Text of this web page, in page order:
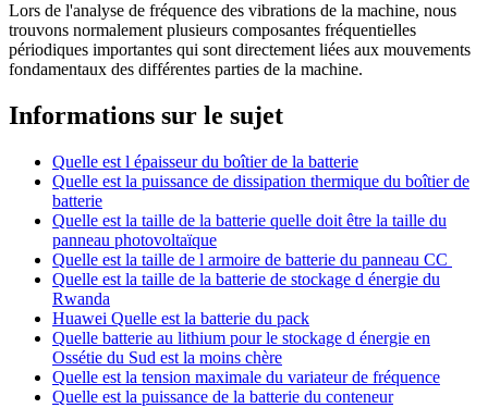
Lors de l'analyse de fréquence des vibrations de la machine, nous
trouvons normalement plusieurs composantes fréquentielles
périodiques importantes qui sont directement liées aux mouvements
fondamentaux des différentes parties de la machine.
Informations sur le sujet
Quelle est l épaisseur du boîtier de la batterie
Quelle est la puissance de dissipation thermique du boîtier de
batterie
Quelle est la taille de la batterie quelle doit être la taille du
panneau photovoltaïque
Quelle est la taille de l armoire de batterie du panneau CC
Quelle est la taille de la batterie de stockage d énergie du
Rwanda
Huawei Quelle est la batterie du pack
Quelle batterie au lithium pour le stockage d énergie en
Ossétie du Sud est la moins chère
Quelle est la tension maximale du variateur de fréquence
Quelle est la puissance de la batterie du conteneur